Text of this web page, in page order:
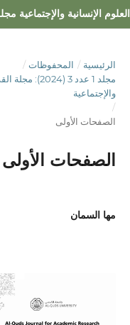
الرئيسية / المحفوظات /
مجلد 1 عدد 3
والإجتماعية
/
الصفحات الأولى
الصفحات الأولى
مها السمان